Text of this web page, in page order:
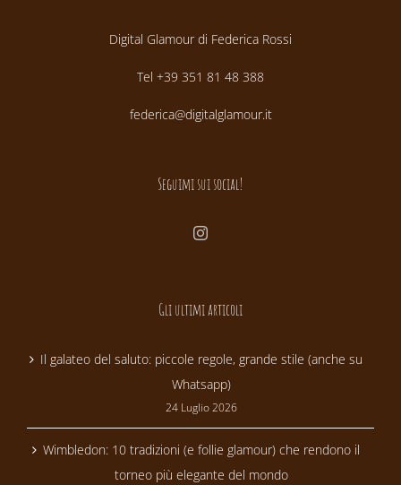
Digital Glamour di Federica Rossi
Tel +39 351 81 48 388
federica@digitalglamour.it
Seguimi sui social!
Gli ultimi articoli
Il galateo del saluto: piccole regole, grande stile (anche su
Whatsapp)
24 Luglio 2026
Wimbledon: 10 tradizioni (e follie glamour) che rendono il
torneo più elegante del mondo